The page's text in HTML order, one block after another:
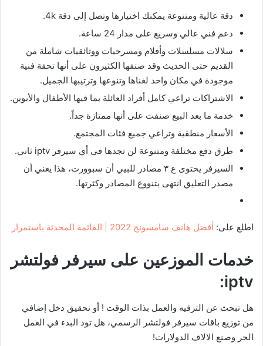
دقة عالية ومتنوعة يمكنك اختيارها وتصل إلى دقة 4k.
دعم فني عالي وسريع على مدار 24 ساعة.
سلالات مسلسلات وأفلام ومسرحيات ووثائقيات شاملة من
القديم حتى الحديث وقد صنفها الكثيرون على أنها تحفة فنية
موجودة في مكان واحد لغناها وتنوعها وترتيبها الجميل.
الاشتراكات تراعي كامل أفراد العائلة بما فيها الأطفال والأبوين.
خدمة ما بعد البيع صنفت على أنها ممتازة جداً.
الأسعار منطقية وتراعي جميع فئات المجتمع.
طرق دفع مختلفة ومتنوعة لن تجدها في أي سيرفر iptv ثاني.
السيرفر يحتوى ع ٣ مصادر للبيي أن سبوورت، هذا يعني أن
مصدر التعليق انتهى بتنووع المصادر وكثرتها.
اطلع على: أفضل هاتف سامسونج 2022 | القائمة المحدثة باستمرار
خدمات الموزعين على سيرفر فولتشر
iptv
:
هل تبحث عن الترفيه والعمل بذات الوقت ! أو تحقيق دخل إضافي
من توزيع باقات سيرفر فولتشر الرسمي، هل تود البدء في العمل
الحر وصنع الالاف الدولارات!